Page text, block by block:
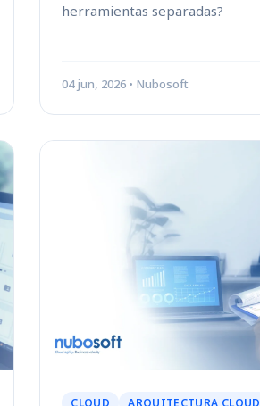
herramientas separadas?
04 jun, 2026 • Nubosoft